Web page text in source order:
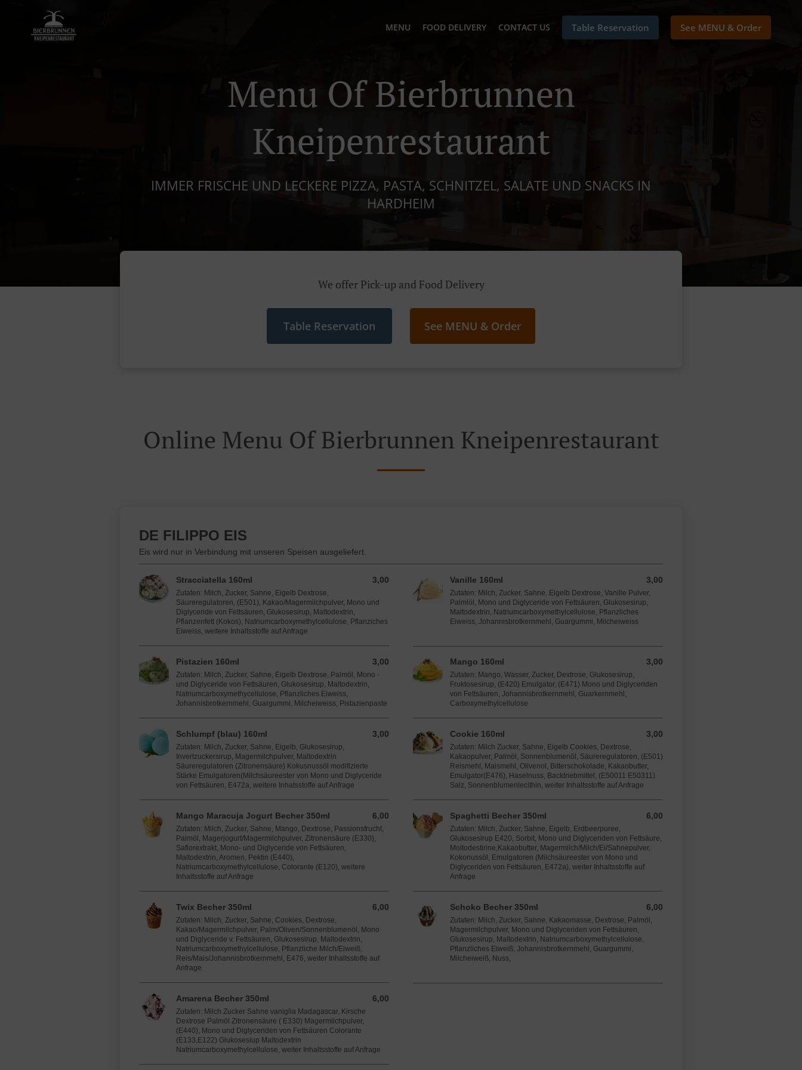
MENU FOOD DELIVERY CONTACT US Table Reservation See MENU & Order
Menu Of Bierbrunnen
Kneipenrestaurant
IMMER FRISCHE UND LECKERE PIZZA, PASTA, SCHNITZEL, SALATE UND SNACKS IN
HARDHEIM
We offer Pick-up and Food Delivery
Table Reservation See MENU & Order
Online Menu Of Bierbrunnen Kneipenrestaurant
DE FILIPPO EIS
Eis wird nur in Verbindung mit unseren Speisen ausgeliefert.
Stracciatella 160ml 3,00
3,00 EUR
Zutaten: Milch, Zucker, Sahne, Eigelb Dextrose,
Säureregulatoren, (E501), Kakao/ Magermilchpulver, Mono und
Diglyceride von Fettsäuren, Glukosesirup, Maltodextrin,
Pflanzenfett (Kokos), Natriumcarboxymethylcellulose, Pflanziches
Eiweiss, weitere Inhaltsstoffe auf Anfrage
Vanille 160ml 3,00
3,00 EUR
Zutaten: Milch, Zucker, Sahne, Eigelb Dextrose, Vanille Pulver,
Palmlöl, Mono und Diglyceride von Fettsäuren, Glukosesirup,
Maltodextrin, Natriumcarboxymethylcellulose, Pflanzliches
Eiweiss, Johannisbrotkernmehl, Guargummi, Milcheiweiss
Pistazien 160ml 3,00
3,00 EUR
Zutaten: Milch, Zucker, Sahne, Eigelb Dextrose, Palmöl, Mono -
und Diglyceride von Fettsäuren, Glukosesirup, Maltodextrin,
Natriumcarboxymethycellulose, Pflanzliches Eiweiss,
Johannisbrotkernmehl, Guargummi, Milcheiweiss, Pistazienpaste
Mango 160ml 3,00
3,00 EUR
Zutaten: Mango, Wasser, Zucker, Dextrose, Glukosesirup,
Fruktosesirup, (E420) Emulgator, (E471) Mono und Diglyceriden
von Fettsäuren, Johannisbrotkernmehl, Guarkernmehl,
Carboxymethylcellulose
Schlumpf (blau) 160ml 3,00
3,00 EUR
Zutaten: Milch, Zucker, Sahne, Eigelb, Glukosesirup,
Invertzuckersirup, Magermilchpulver, Maltodextrin
Säureregulatoren (Zitronensäure) Kokusnussöl modifizierte
Stärke Emulgatoren(Milchsäureester von Mono und Diglyceride
von Fettsäuren, E472a, weitere Inhatsstoffe auf Anfrage
Cookie 160ml 3,00
3,00 EUR
Zutaten: Milch Zucker, Sahne, Eigelb Cookies, Dextrose,
Kakaopulver, Palmöl, Sonnenblumenöl, Säureregulatoren, (E501)
Reismehl, Maismehl, Olivenol, Bitterschokolade, Kakaobutter,
Emulgator(E476), Haselnuss, Backtriebmittel, (E50011 E50311)
Salz, Sonnenblumenlecithin, weiter Inhaltsstoffe auf Anfrage
Mango Maracuja Jogurt Becher 350ml 6,00
6,00 EUR
Zutaten: Milch, Zucker, Sahne, Mango, Dextrose, Passionsfrucht,
Palmöl, Magerjogurt/Magermilchpulver, Zitronensäure (E330),
Saflorextrakt, Mono- und Diglyceride von Fettsäuren,
Maltodextrin, Aromen, Pektin (E440),
Natriumcarboxymethylcellulose, Colorante (E120), weitere
Inhaltsstoffe auf Anfrage
Spaghetti Becher 350ml 6,00
6,00 EUR
Zutaten: Milch, Zucker, Sahne, Eigelb, Erdbeerpuree,
Glukosesirup E420, Sorbit, Mono und Diglyceriden von Fettsäure,
Moltodestirine,Kakaobutter, Magermilch/Milch/Ei/Sahnepulver,
Kokonussöl, Emulgatoren (Milchsäureester von Mono und
Diglyceriden von Fettsäuren, E472a), weiter Inhaltsstoffe auf
Anfrage
Twix Becher 350ml 6,00
6,00 EUR
Zutaten: Milch, Zucker, Sahne, Cookies, Dextrose,
Kakao/Magermilchpulver, Palm/Oliven/Sonnenblumenöl, Mono
und Diglyceride v. Fettsäuren, Glukosesirup, Maltodextrin,
Natriumcarboxymethylcellulose, Pflanzliche Milch/Eiweiß,
Reis/Mais/Johannisbrotkernmehl, E476, weiter Inhaltsstoffe auf
Anfrage.
Schoko Becher 350ml 6,00
6,00 EUR
Zutaten: Milch, Zucker, Sahne, Kakaomasse, Dextrose, Palmöl,
Magermilchpulver, Mono und Diglyceriden von Fettsäuren,
Glukosesirup, Maltodextrin, Natriumcarboxymethylcellulose,
Pflanzliches Eiweiß, Johannisbrotkernmehl, Guargummi,
Milcheiweiß, Nuss,
Amarena Becher 350ml 6,00
6,00 EUR
Zutaten: Milch Zucker Sahne vaniglia Madagascar, Kirsche
Dextrose Palmöl Zitronensäure ( E330) Magermilchpulver,
(E440), Mono und Diglyceriden von Fettsäuren Colorante
(E133,E122) Glukosesiup Maltodextrin
Natriumcarboxymethylcellulose, weiter Inhaltsstoffe auf Anfrage